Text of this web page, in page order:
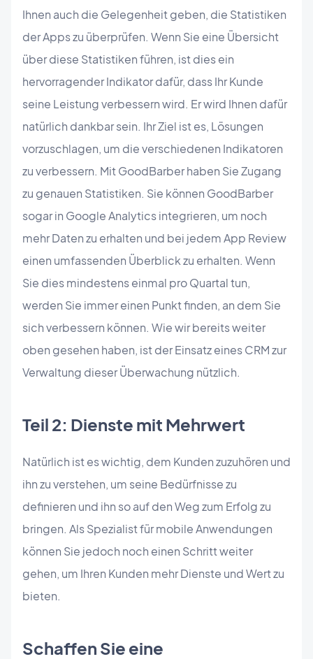
Ihnen auch die Gelegenheit geben, die Statistiken
der Apps zu überprüfen. Wenn Sie eine Übersicht
über diese Statistiken führen, ist dies ein
hervorragender Indikator dafür, dass Ihr Kunde
seine Leistung verbessern wird. Er wird Ihnen dafür
natürlich dankbar sein. Ihr Ziel ist es, Lösungen
vorzuschlagen, um die verschiedenen Indikatoren
zu verbessern. Mit GoodBarber haben Sie Zugang
zu genauen Statistiken. Sie können GoodBarber
sogar in Google Analytics integrieren, um noch
mehr Daten zu erhalten und bei jedem App Review
einen umfassenden Überblick zu erhalten. Wenn
Sie dies mindestens einmal pro Quartal tun,
werden Sie immer einen Punkt finden, an dem Sie
sich verbessern können. Wie wir bereits weiter
oben gesehen haben, ist der Einsatz eines CRM zur
Verwaltung dieser Überwachung nützlich.
Teil 2: Dienste mit Mehrwert
Natürlich ist es wichtig, dem Kunden zuzuhören und
ihn zu verstehen, um seine Bedürfnisse zu
definieren und ihn so auf den Weg zum Erfolg zu
bringen. Als Spezialist für mobile Anwendungen
können Sie jedoch noch einen Schritt weiter
gehen, um Ihren Kunden mehr Dienste und Wert zu
bieten.
Schaffen Sie eine